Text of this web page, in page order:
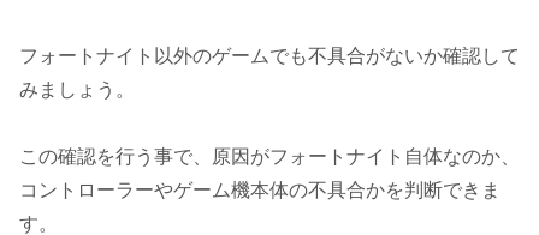
フォートナイト以外のゲームでも不具合がないか確認して
みましょう。
この確認を行う事で、原因がフォートナイト自体なのか、
コントローラーやゲーム機本体の不具合かを判断できま
す。